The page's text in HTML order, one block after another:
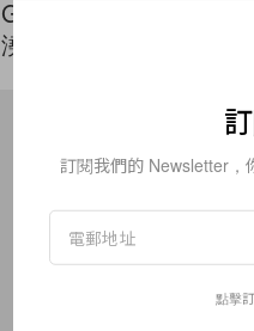
GULDSPETT 紙花系列
澆水的溫柔美學
Beauty
鬥纖
輸！
有些女生覺
訂閱我們的 Newsletter，
點擊